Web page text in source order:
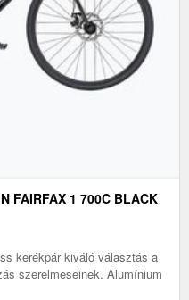
FAIRFAX 1 700C BLACK
kerékpár kiváló választás a
szerelmeseinek. Alumínium